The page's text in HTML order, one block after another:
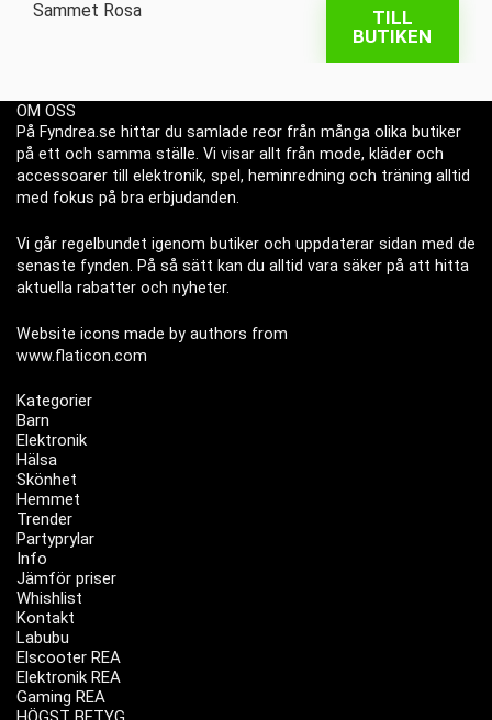
TILL
BUTIKEN
OM OSS
På Fyndrea.se hittar du samlade reor från många olika butiker
på ett och samma ställe. Vi visar allt från mode, kläder och
accessoarer till elektronik, spel, heminredning och träning alltid
med fokus på bra erbjudanden.
Vi går regelbundet igenom butiker och uppdaterar sidan med de
senaste fynden. På så sätt kan du alltid vara säker på att hitta
aktuella rabatter och nyheter.
Website icons made by authors from
www.flaticon.com
Kategorier
Barn
Elektronik
Hälsa
Skönhet
Hemmet
Trender
Partyprylar
Info
Jämför priser
Whishlist
Kontakt
Labubu
Elscooter REA
Elektronik REA
Gaming REA